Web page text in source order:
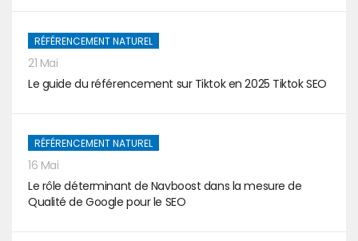
RÉFÉRENCEMENT NATUREL
21 Mai
Le guide du référencement sur Tiktok en 2025 Tiktok SEO
RÉFÉRENCEMENT NATUREL
16 Mai
Le rôle déterminant de Navboost dans la mesure de
Qualité de Google pour le SEO